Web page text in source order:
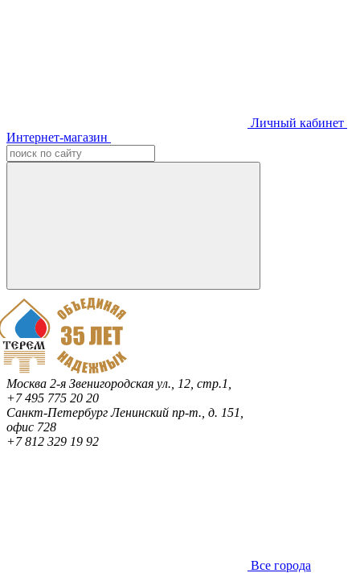
Личный кабинет
Интернет-магазин
Москва 2-я Звенигородская ул., 12, стр.1,
+7 495 775 20 20
Санкт-ПетербургЛенинский пр-т., д. 151,
офис 728
+7 812 329 19 92
Все города